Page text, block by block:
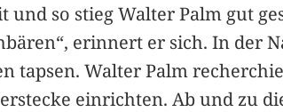
so stieg Walter Palm gut
erinnert er sich. In der
tapsen. Walter Palm
einrichten. Ab und zu